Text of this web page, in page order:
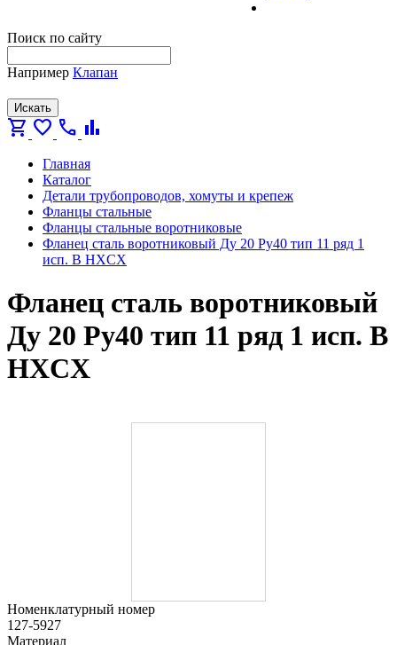
Поиск по сайту
Например Клапан
Искать
shopping_cart favorite call bar_chart
Главная
Каталог
Детали трубопроводов, хомуты и крепеж
Фланцы стальные
Фланцы стальные воротниковые
Фланец сталь воротниковый Ду 20 Ру40 тип 11 ряд 1
исп. B HXCX
Фланец сталь воротниковый
Ду 20 Ру40 тип 11 ряд 1 исп. B
HXCX
Номенклатурный номер
127-5927
Материал